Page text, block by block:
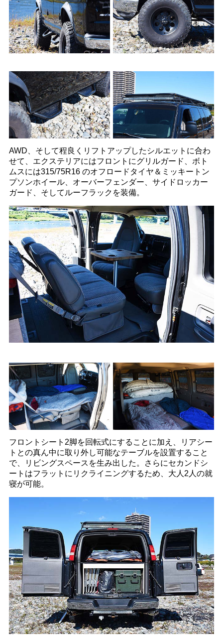
AWD、そして程良くリフトアップしたシルエットに合わ
せて、エクステリアにはフロントにグリルガード、ボト
ムスには315/75R16 のオフロードタイヤ＆ミッキートン
プソンホイール、オーバーフェンダー、サイドロッカー
ガード、そしてルーフラックを装備。
フロントシート2脚を回転式にすることに加え、リアシー
トとの真ん中に取り外し可能なテーブルを設置すること
で、リビングスペースを生み出した。さらにセカンドシ
ートはフラットにリクライニングするため、大人2人の就
寝が可能。